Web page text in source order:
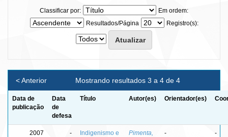
Classificar por:
Em ordem:
Resultados/Página
Registro(s):
Mostrando resultados 3 a 4 de 4
< Anterior
Data de
publicação
Data
de
defesa
Título Autor(es) Orientador(es)
2007 -
Indigenismo e
Pimenta,
- -